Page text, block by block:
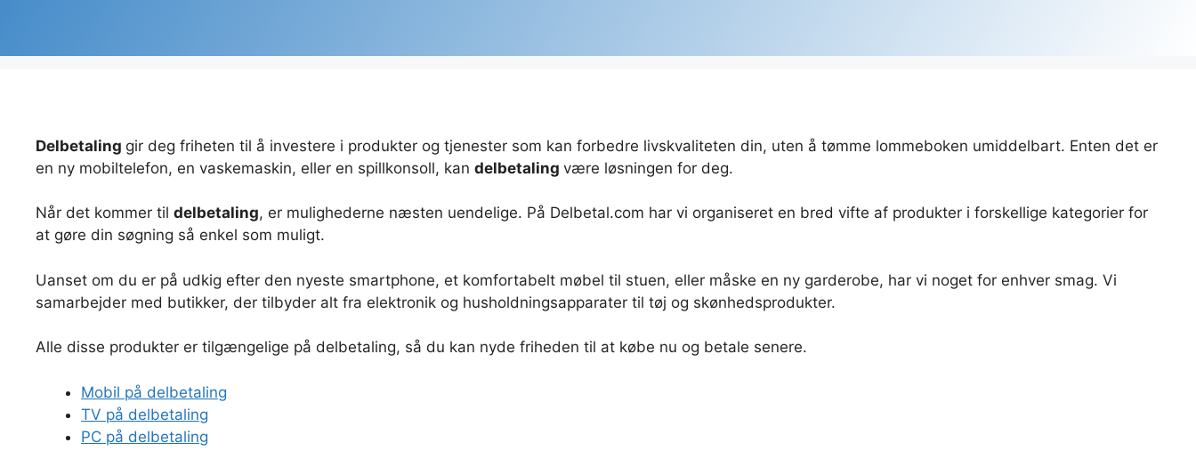
Delbetaling gir deg friheten til å investere i produkter og tjenester som kan forbedre livskvaliteten din, uten å tømme lommeboken umiddelbart. Enten det er
en ny mobiltelefon, en vaskemaskin, eller en spillkonsoll, kan delbetaling være løsningen for deg.
Når det kommer til delbetaling, er mulighederne næsten uendelige. På Delbetal.com har vi organiseret en bred vifte af produkter i forskellige kategorier for
at gøre din søgning så enkel som muligt.
Uanset om du er på udkig efter den nyeste smartphone, et komfortabelt møbel til stuen, eller måske en ny garderobe, har vi noget for enhver smag. Vi
samarbejder med butikker, der tilbyder alt fra elektronik og husholdningsapparater til tøj og skønhedsprodukter.
Alle disse produkter er tilgængelige på delbetaling, så du kan nyde friheden til at købe nu og betale senere.
Mobil på delbetaling
TV på delbetaling
PC på delbetaling